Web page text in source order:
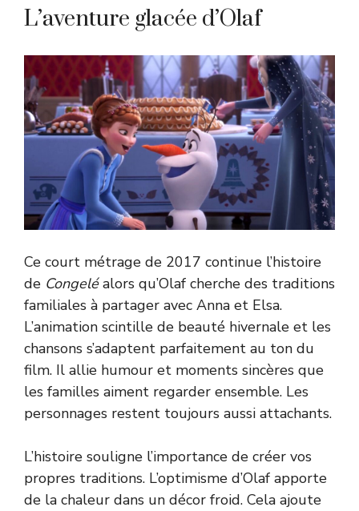
L’aventure glacée d’Olaf
Ce court métrage de 2017 continue l’histoire
de Congeléalors qu’Olaf cherche des traditions
familiales à partager avec Anna et Elsa.
L’animation scintille de beauté hivernale et les
chansons s’adaptent parfaitement au ton du
film. Il allie humour et moments sincères que
les familles aiment regarder ensemble. Les
personnages restent toujours aussi attachants.
L’histoire souligne l’importance de créer vos
propres traditions. L’optimisme d’Olaf apporte
de la chaleur dans un décor froid. Cela ajoute